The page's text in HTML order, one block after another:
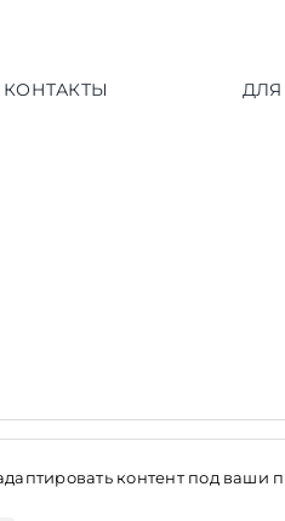
КОНТАКТЫ ДЛЯ
+7 (991) 961-77-38
контент под